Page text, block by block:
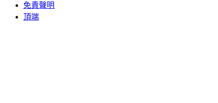
免責聲明
頂端